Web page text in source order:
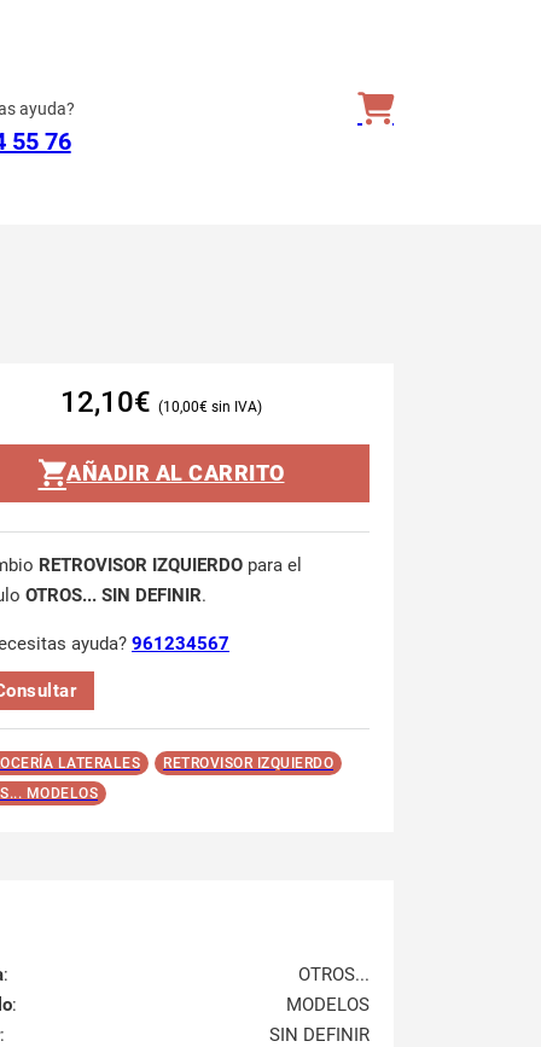
ayuda?
55 76
12,10€ 10,00€
AÑADIR AL CARRITO
RETROVISOR IZQUIERDO para el
OTROS... SIN DEFINIR.
ayuda? 961234567
LATERALES
RETROVISOR IZQUIERDO
MODELOS
:
OTROS...
:
MODELOS
:
SIN DEFINIR